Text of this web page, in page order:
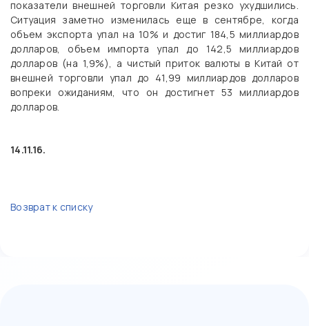
показатели внешней торговли Китая резко ухудшились.
Ситуация заметно изменилась еще в сентябре, когда
объем экспорта упал на 10% и достиг 184,5 миллиардов
долларов, объем импорта упал до 142,5 миллиардов
долларов (на 1,9%), а чистый приток валюты в Китай от
внешней торговли упал до 41,99 миллиардов долларов
вопреки ожиданиям, что он достигнет 53 миллиардов
долларов.
14.11.16.
Возврат к списку